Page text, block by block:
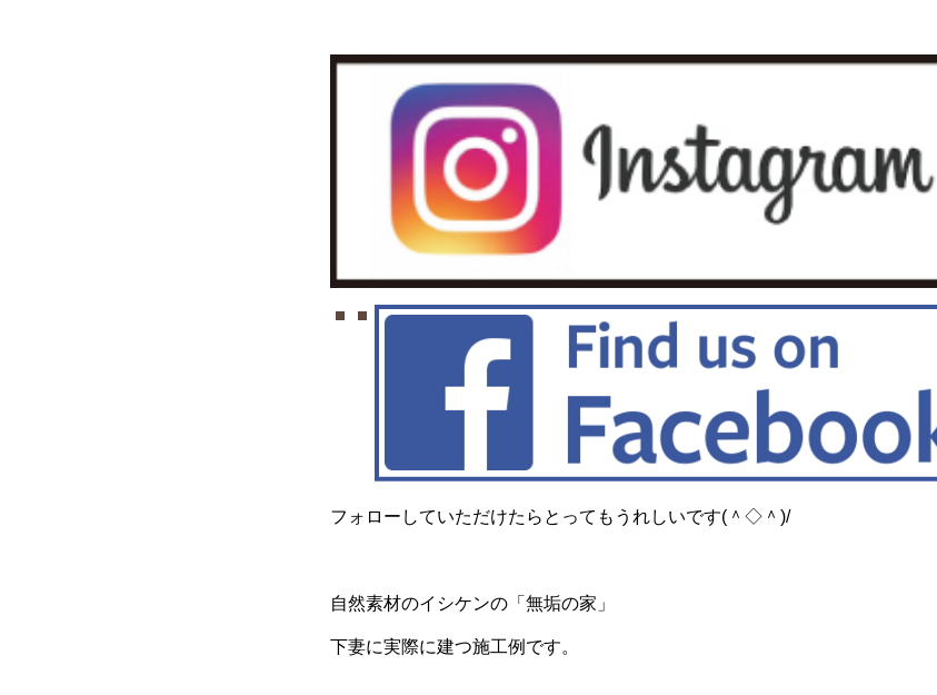
フォローしていただけたらとってもうれしいです(＾◇＾)/
自然素材のイシケンの「無垢の家」
下妻に実際に建つ施工例です。